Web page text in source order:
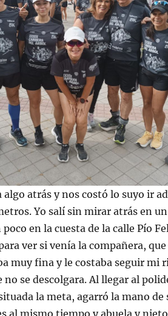
algo atrás y nos costó lo suyo ir
Yo salí sin mirar atrás en
en la cuesta de la calle Pío
ver si venía la compañera,
muy fina y le costaba seguir mi
se descolgara. Al llegar al
la meta, agarró la mano de
al mismo tiempo y abuela y